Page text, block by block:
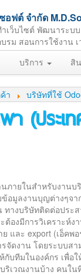
อฟต์ จำกัด
เว็บไซต์ พัฒนาระบบ
รม สอนการใช้งาน
บริการ สิ
า บริษัทที่ใช้
(ประเ
ภายในสำหรับงานบ
อมูลงานบุญต่างๆจ
ทางบริษัทติดต่อปร
ต้องมีการวิเคราะห์
และ export (เอ็ค
จัดงาน โดยระบบส
กับทีมในองค์กร เพื่
เวณงานบ้าง คนใ